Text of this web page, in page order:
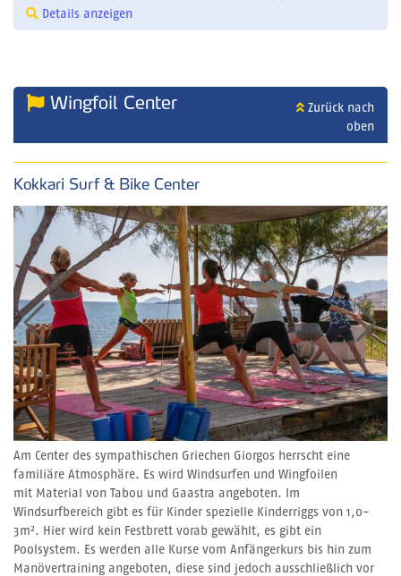
Details anzeigen
Wingfoil Center
Zurück nach
oben
Kokkari Surf & Bike Center
Am Center des sympathischen Griechen Giorgos herrscht eine
familiäre Atmosphäre. Es wird Windsurfen und Wingfoilen
mit Material von Tabou und Gaastra angeboten. Im
Windsurfbereich gibt es für Kinder spezielle Kinderriggs von 1,0-
3m². Hier wird kein Festbrett vorab gewählt, es gibt ein
Poolsystem. Es werden alle Kurse vom Anfängerkurs bis hin zum
Manövertraining angeboten, diese sind jedoch ausschließlich vor